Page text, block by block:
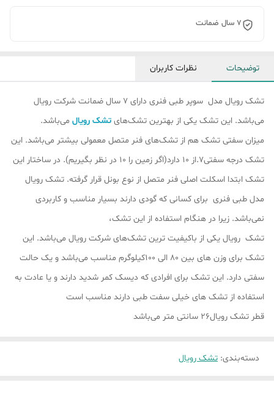
7 سال ضمانت
توضیحات نظرات کاربران
تشک رویال مدل سوپر طبی فنری دارای 7 سال ضمانت شرکت رویال
می‌باشد. این تشک یکی از بهترین تشک‌های تشک رویال می‌باشد.
میزان سفتی تشک هم از تشک‎‌های فنر متصل معمولی بیشتر می‌باشد. این
تشک درجه سفتی7.از 10 دارد(اگر زمین را 10 در نظر بگیریم). در ساختار این
تشک ابتدا اسکلت اصلی فنر متصل از نوع بونل قرار گرفته‌. تشک رویال
مدل طبی فنری برای کسانی که گودی دارند بسیار مناسب و کاربردی
نمی‌باشد. زیرا در هنگام استفاده از این تشک،
تشک رویال یکی از باکیفیت ترین تشک‌های شرکت رویال می‌باشد. این
تشک برای وزن های بین 80 الی 100کیلوگرم مناسب می‌باشد و یک حالت
سفتی دارد. این تشک برای افرادی که دیسک کمر شدید دارند و یا عادت به
استفاده از تشک های خیلی سفت طبی دارند مناسب است
قطر تشک رویال26 سانتی متر می‌باشد
دسته‌بندی: تشک رویال